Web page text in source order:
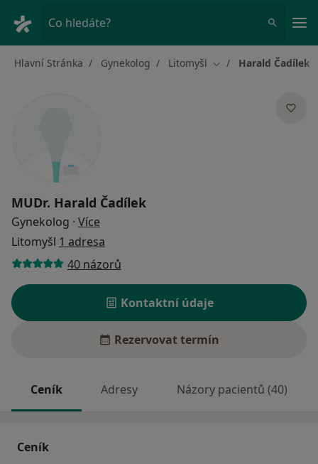
Co hledáte?
Hlavní Stránka Gynekolog Litomyšl Změna města
Harald Čadílek
MUDr. Harald Čadílek
Gynekolog · Více
Litomyšl 1 adresa
40 názorů
Kontaktní údaje
Rezervovat termín
Ceník Adresy Názory pacientů (40)
Ceník